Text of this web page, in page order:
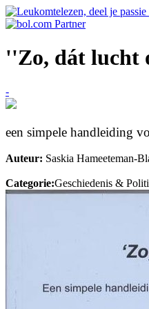
''Zo, dát lucht
-
een simpele handleiding
Auteur: Saskia Hameeteman-
Categorie:Geschiedenis &